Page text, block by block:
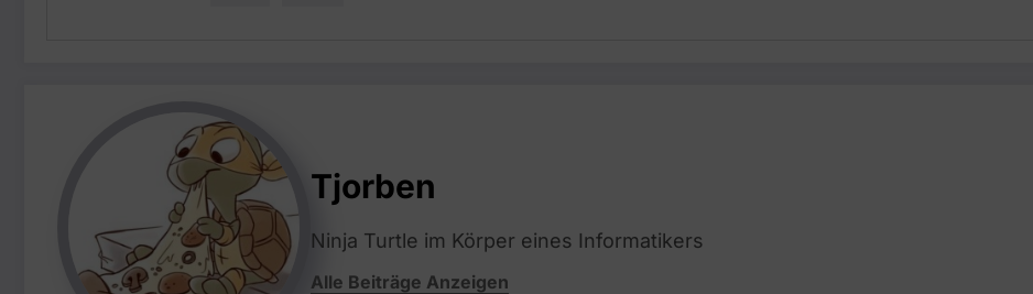
Tjorben
Ninja Turtle im Körper eines Informatikers
Alle Beiträge Anzeigen